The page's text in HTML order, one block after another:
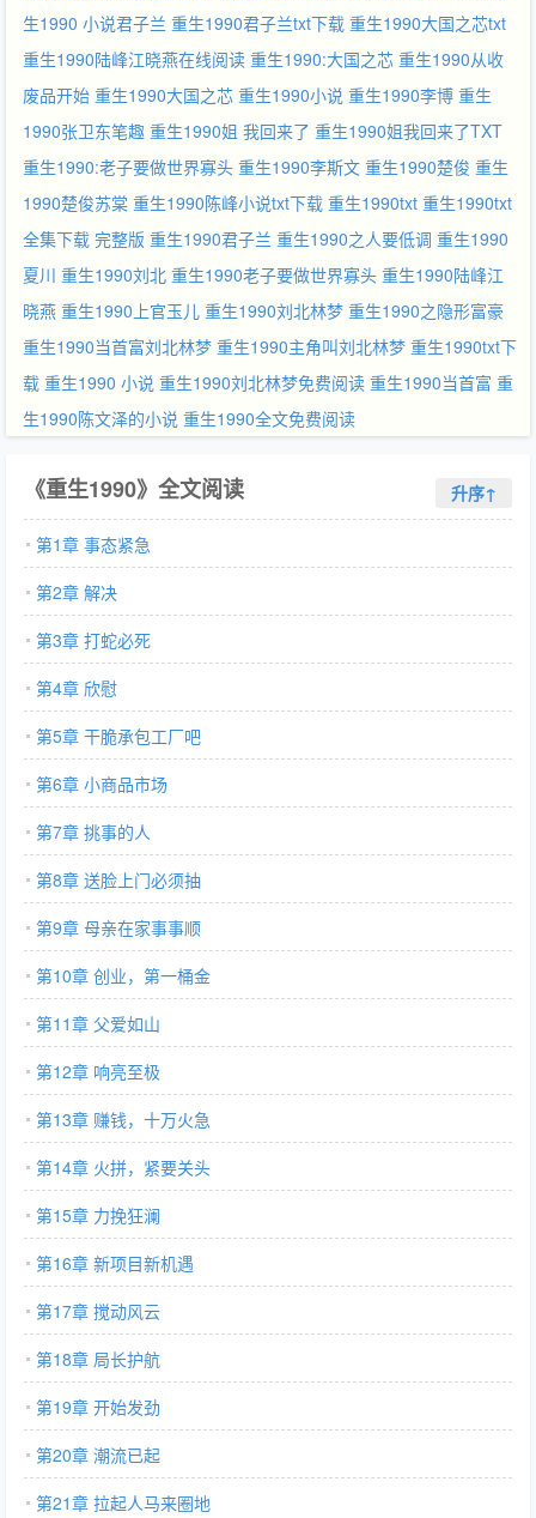
生1990 小说君子兰 重生1990君子兰txt下载 重生1990大国之芯txt
重生1990陆峰江晓燕在线阅读 重生1990:大国之芯 重生1990从收
废品开始 重生1990大国之芯 重生1990小说 重生1990李博 重生
1990张卫东笔趣 重生1990姐 我回来了 重生1990姐我回来了TXT
重生1990:老子要做世界寡头 重生1990李斯文 重生1990楚俊 重生
1990楚俊苏棠 重生1990陈峰小说txt下载 重生1990txt 重生1990txt
全集下载 完整版 重生1990君子兰 重生1990之人要低调 重生1990
夏川 重生1990刘北 重生1990老子要做世界寡头 重生1990陆峰江
晓燕 重生1990上官玉儿 重生1990刘北林梦 重生1990之隐形富豪
重生1990当首富刘北林梦 重生1990主角叫刘北林梦 重生1990txt下
载 重生1990 小说 重生1990刘北林梦免费阅读 重生1990当首富 重
生1990陈文泽的小说 重生1990全文免费阅读
《重生1990》全文阅读 升序↑
第1章 事态紧急
第2章 解决
第3章 打蛇必死
第4章 欣慰
第5章 干脆承包工厂吧
第6章 小商品市场
第7章 挑事的人
第8章 送脸上门必须抽
第9章 母亲在家事事顺
第10章 创业，第一桶金
第11章 父爱如山
第12章 响亮至极
第13章 赚钱，十万火急
第14章 火拼，紧要关头
第15章 力挽狂澜
第16章 新项目新机遇
第17章 搅动风云
第18章 局长护航
第19章 开始发劲
第20章 潮流已起
第21章 拉起人马来圈地